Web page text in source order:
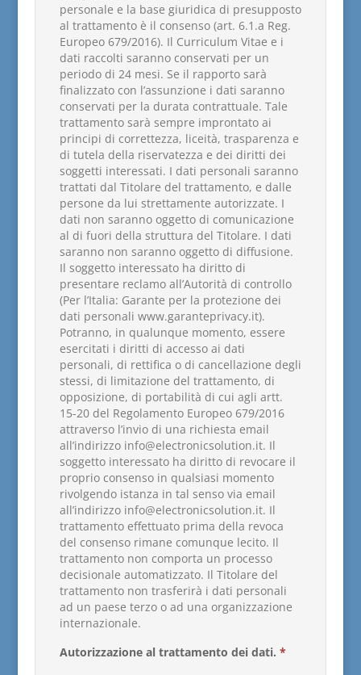
personale e la base giuridica di presupposto
al trattamento è il consenso (art. 6.1.a Reg.
Europeo 679/2016). Il Curriculum Vitae e i
dati raccolti saranno conservati per un
periodo di 24 mesi. Se il rapporto sarà
finalizzato con l’assunzione i dati saranno
conservati per la durata contrattuale. Tale
trattamento sarà sempre improntato ai
principi di correttezza, liceità, trasparenza e
di tutela della riservatezza e dei diritti dei
soggetti interessati. I dati personali saranno
trattati dal Titolare del trattamento, e dalle
persone da lui strettamente autorizzate. I
dati non saranno oggetto di comunicazione
al di fuori della struttura del Titolare. I dati
saranno non saranno oggetto di diffusione.
Il soggetto interessato ha diritto di
presentare reclamo all’Autorità di controllo
(Per l’Italia: Garante per la protezione dei
dati personali www.garanteprivacy.it).
Potranno, in qualunque momento, essere
esercitati i diritti di accesso ai dati
personali, di rettifica o di cancellazione degli
stessi, di limitazione del trattamento, di
opposizione, di portabilità di cui agli artt.
15-20 del Regolamento Europeo 679/2016
attraverso l’invio di una richiesta email
all’indirizzo info@electronicsolution.it. Il
soggetto interessato ha diritto di revocare il
proprio consenso in qualsiasi momento
rivolgendo istanza in tal senso via email
all’indirizzo info@electronicsolution.it. Il
trattamento effettuato prima della revoca
del consenso rimane comunque lecito. Il
trattamento non comporta un processo
decisionale automatizzato. Il Titolare del
trattamento non trasferirà i dati personali
ad un paese terzo o ad una organizzazione
internazionale.
Autorizzazione al trattamento dei dati. *